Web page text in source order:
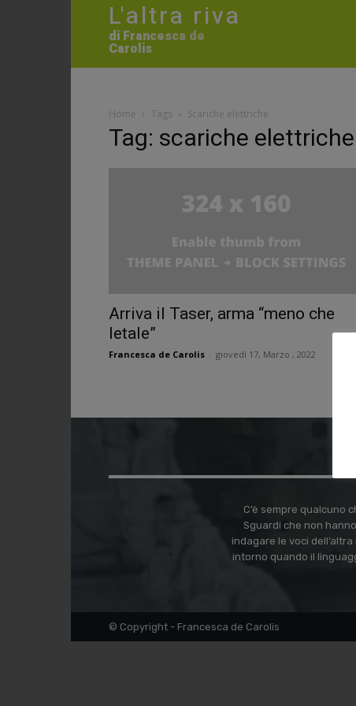
L'altra riva
di Francesca de
Carolis
Home Tags Scariche elettriche
Tag: scariche elettriche
Arriva il Taser, arma “meno che
letale”
Francesca de Carolis giovedì 17, Marzo , 2022
C’è sempre qualcuno
Sguardi che non
indagare le voci
intorno quando il
© Copyright - Francesca de Carolis